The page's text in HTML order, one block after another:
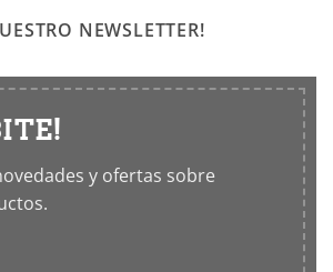
sentidos
NEWSLETTER!
y ofertas sobre